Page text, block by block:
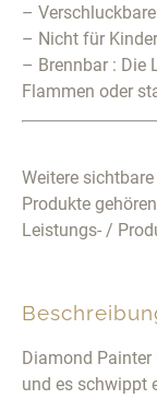
Diamond
und es schwippt
–
– Nicht für
– Brennbar : Die
Flammen oder
Weitere
Produkte
Leistungs- /